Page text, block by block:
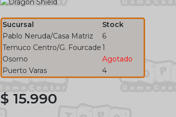
Sucursal
Stock
Pablo Neruda/Casa Matriz
6
Temuco Centro/G. Fourcade1
Osorno
Agotado
Puerto Varas
4
$ 15.990